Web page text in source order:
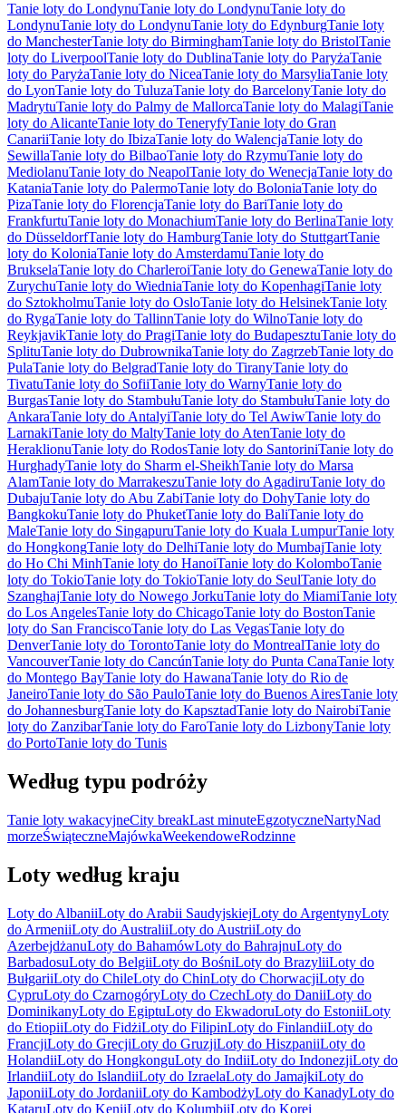
Tanie loty do LondynuTanie loty do LondynuTanie loty do
LondynuTanie loty do LondynuTanie loty do EdynburgTanie loty
do ManchesterTanie loty do BirminghamTanie loty do BristolTanie
loty do LiverpoolTanie loty do DublinaTanie loty do ParyżaTanie
loty do ParyżaTanie loty do NiceaTanie loty do MarsyliaTanie loty
do LyonTanie loty do TuluzaTanie loty do BarcelonyTanie loty do
MadrytuTanie loty do Palmy de MallorcaTanie loty do MalagiTanie
loty do AlicanteTanie loty do TeneryfyTanie loty do Gran
CanariiTanie loty do IbizaTanie loty do WalencjaTanie loty do
SewillaTanie loty do BilbaoTanie loty do RzymuTanie loty do
MediolanuTanie loty do NeapolTanie loty do WenecjaTanie loty do
KataniaTanie loty do PalermoTanie loty do BoloniaTanie loty do
PizaTanie loty do FlorencjaTanie loty do BariTanie loty do
FrankfurtuTanie loty do MonachiumTanie loty do BerlinaTanie loty
do DüsseldorfTanie loty do HamburgTanie loty do StuttgartTanie
loty do KoloniaTanie loty do AmsterdamuTanie loty do
BrukselaTanie loty do CharleroiTanie loty do GenewaTanie loty do
ZurychuTanie loty do WiedniaTanie loty do KopenhagiTanie loty
do SztokholmuTanie loty do OsloTanie loty do HelsinekTanie loty
do RygaTanie loty do TallinnTanie loty do WilnoTanie loty do
ReykjavikTanie loty do PragiTanie loty do BudapesztuTanie loty do
SplituTanie loty do DubrownikaTanie loty do ZagrzebTanie loty do
PulaTanie loty do BelgradTanie loty do TiranyTanie loty do
TivatuTanie loty do SofiiTanie loty do WarnyTanie loty do
BurgasTanie loty do StambułuTanie loty do StambułuTanie loty do
AnkaraTanie loty do AntalyiTanie loty do Tel AwiwTanie loty do
LarnakiTanie loty do MaltyTanie loty do AtenTanie loty do
HeraklionuTanie loty do RodosTanie loty do SantoriniTanie loty do
HurghadyTanie loty do Sharm el-SheikhTanie loty do Marsa
AlamTanie loty do MarrakeszuTanie loty do AgadiruTanie loty do
DubajuTanie loty do Abu ZabiTanie loty do DohyTanie loty do
BangkokuTanie loty do PhuketTanie loty do BaliTanie loty do
MaleTanie loty do SingapuruTanie loty do Kuala LumpurTanie loty
do HongkongTanie loty do DelhiTanie loty do MumbajTanie loty
do Ho Chi MinhTanie loty do HanoiTanie loty do KolomboTanie
loty do TokioTanie loty do TokioTanie loty do SeulTanie loty do
SzanghajTanie loty do Nowego JorkuTanie loty do MiamiTanie loty
do Los AngelesTanie loty do ChicagoTanie loty do BostonTanie
loty do San FranciscoTanie loty do Las VegasTanie loty do
DenverTanie loty do TorontoTanie loty do MontrealTanie loty do
VancouverTanie loty do CancúnTanie loty do Punta CanaTanie loty
do Montego BayTanie loty do HawanaTanie loty do Rio de
JaneiroTanie loty do São PauloTanie loty do Buenos AiresTanie loty
do JohannesburgTanie loty do KapsztadTanie loty do NairobiTanie
loty do ZanzibarTanie loty do FaroTanie loty do LizbonyTanie loty
do PortoTanie loty do Tunis
Według typu podróży
Tanie loty wakacyjneCity breakLast minuteEgzotyczneNartyNad
morzeŚwiąteczneMajówkaWeekendoweRodzinne
Loty według kraju
Loty do AlbaniiLoty do Arabii SaudyjskiejLoty do ArgentynyLoty
do ArmeniiLoty do AustraliiLoty do AustriiLoty do
AzerbejdżanuLoty do BahamówLoty do BahrajnuLoty do
BarbadosuLoty do BelgiiLoty do BośniLoty do BrazyliiLoty do
BułgariiLoty do ChileLoty do ChinLoty do ChorwacjiLoty do
CypruLoty do CzarnogóryLoty do CzechLoty do DaniiLoty do
DominikanyLoty do EgiptuLoty do EkwadoruLoty do EstoniiLoty
do EtiopiiLoty do FidżiLoty do FilipinLoty do FinlandiiLoty do
FrancjiLoty do GrecjiLoty do GruzjiLoty do HiszpaniiLoty do
HolandiiLoty do HongkonguLoty do IndiiLoty do IndonezjiLoty do
IrlandiiLoty do IslandiiLoty do IzraelaLoty do JamajkiLoty do
JaponiiLoty do JordaniiLoty do KambodżyLoty do KanadyLoty do
KataruLoty do KeniiLoty do KolumbiiLoty do Korei